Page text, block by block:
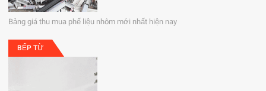
Bảng giá thu mua phế liệu nhôm mới nhất hiện nay
BẾP TỪ